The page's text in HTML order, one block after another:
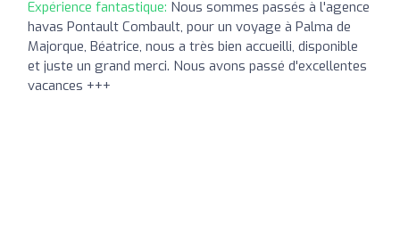
Expérience fantastique: Nous sommes passés à l'agence
havas Pontault Combault, pour un voyage à Palma de
Majorque, Béatrice, nous a très bien accueilli, disponible
et juste un grand merci. Nous avons passé d'excellentes
vacances +++